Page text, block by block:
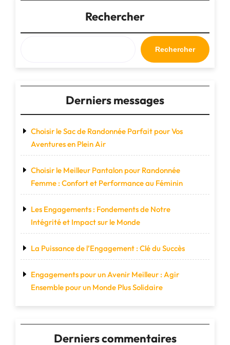
Course
à
Pied"
Rechercher
Rechercher
Derniers messages
Choisir le Sac de Randonnée Parfait pour Vos
Aventures en Plein Air
Choisir le Meilleur Pantalon pour Randonnée
Femme : Confort et Performance au Féminin
Les Engagements : Fondements de Notre
Intégrité et Impact sur le Monde
La Puissance de l’Engagement : Clé du Succès
Engagements pour un Avenir Meilleur : Agir
Ensemble pour un Monde Plus Solidaire
Derniers commentaires